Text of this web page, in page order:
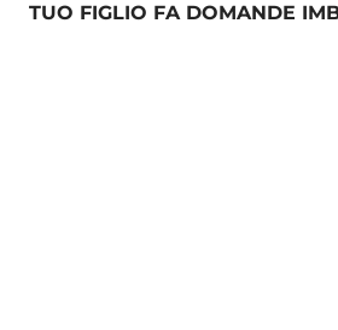
TUO FIGLIO FA DOMANDE